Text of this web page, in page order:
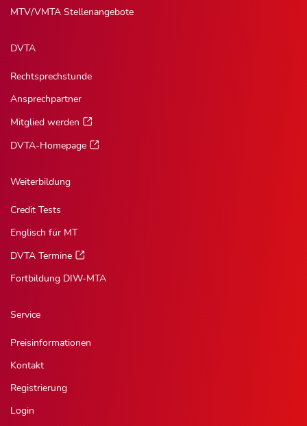
MTV/VMTA Stellenangebote
DVTA
Rechtsprechstunde
Ansprechpartner
Mitglied werden
DVTA-Homepage
Weiterbildung
Credit Tests
Englisch für MT
DVTA Termine
Fortbildung DIW-MTA
Service
Preisinformationen
Kontakt
Registrierung
Login